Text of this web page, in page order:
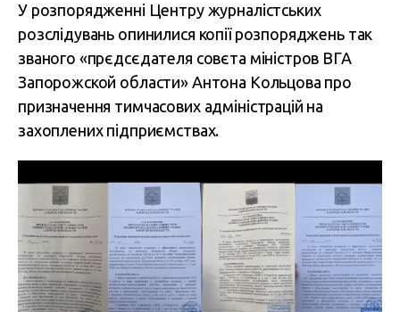
У розпорядженні Центру журналістських
розслідувань опинилися копії розпоряджень так
званого «прєдсєдателя совєта міністров ВГА
Запорожской области» Антона Кольцова про
призначення тимчасових адміністрацій на
захоплених підприємствах.